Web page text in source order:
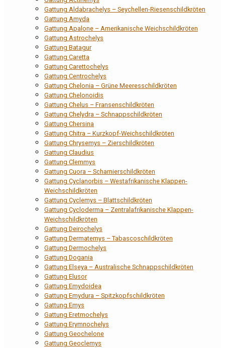
Gattung Aldabrachelys – Seychellen-Riesenschildkröten
Gattung Amyda
Gattung Apalone – Amerikanische Weichschildkröten
Gattung Astrochelys
Gattung Batagur
Gattung Caretta
Gattung Carettochelys
Gattung Centrochelys
Gattung Chelonia – Grüne Meeresschildkröten
Gattung Chelonoidis
Gattung Chelus – Fransenschildkröten
Gattung Chelydra – Schnappschildkröten
Gattung Chersina
Gattung Chitra – Kurzkopf-Weichschildkröten
Gattung Chrysemys – Zierschildkröten
Gattung Claudius
Gattung Clemmys
Gattung Cuora – Scharnierschildkröten
Gattung Cyclanorbis – Westafrikanische Klappen-
Weichschildkröten
Gattung Cyclemys – Blattschildkröten
Gattung Cycloderma – Zentralafrikanische Klappen-
Weichschildkröten
Gattung Deirochelys
Gattung Dermatemys – Tabascoschildkröten
Gattung Dermochelys
Gattung Dogania
Gattung Elseya – Australische Schnappschildkröten
Gattung Elusor
Gattung Emydoidea
Gattung Emydura – Spitzkopfschildkröten
Gattung Emys
Gattung Eretmochelys
Gattung Erymnochelys
Gattung Geochelone
Gattung Geoclemys